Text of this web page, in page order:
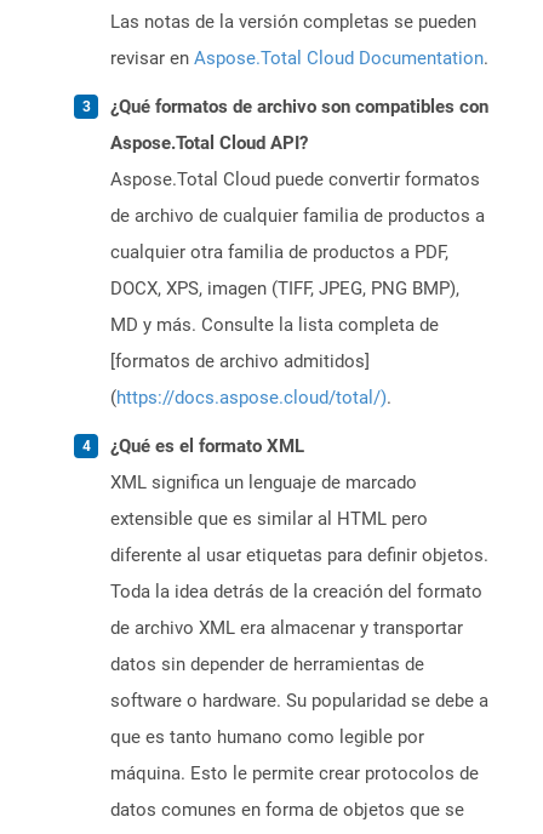
Las notas de la versión completas se pueden
revisar en Aspose.Total Cloud Documentation.
¿Qué formatos de archivo son compatibles con
Aspose.Total Cloud API?
Aspose.Total Cloud puede convertir formatos
de archivo de cualquier familia de productos a
cualquier otra familia de productos a PDF,
DOCX, XPS, imagen (TIFF, JPEG, PNG BMP),
MD y más. Consulte la lista completa de
[formatos de archivo admitidos]
(https://docs.aspose.cloud/total/).
¿Qué es el formato XML
XML significa un lenguaje de marcado
extensible que es similar al HTML pero
diferente al usar etiquetas para definir objetos.
Toda la idea detrás de la creación del formato
de archivo XML era almacenar y transportar
datos sin depender de herramientas de
software o hardware. Su popularidad se debe a
que es tanto humano como legible por
máquina. Esto le permite crear protocolos de
datos comunes en forma de objetos que se